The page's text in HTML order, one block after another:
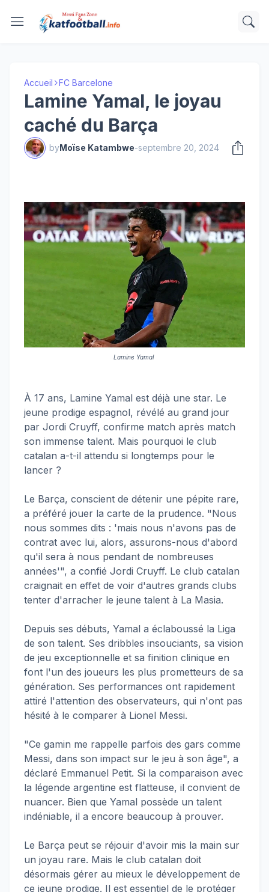
Accueil FC Barcelone
Lamine Yamal, le joyau
caché du Barça
byMoïse Katambwe-septembre 20, 2024
Lamine Yamal
À 17 ans, Lamine Yamal est déjà une star. Le
jeune prodige espagnol, révélé au grand jour
par Jordi Cruyff, confirme match après match
son immense talent. Mais pourquoi le club
catalan a-t-il attendu si longtemps pour le
lancer ?
Le Barça, conscient de détenir une pépite rare,
a préféré jouer la carte de la prudence. "Nous
nous sommes dits : 'mais nous n'avons pas de
contrat avec lui, alors, assurons-nous d'abord
qu'il sera à nous pendant de nombreuses
années'", a confié Jordi Cruyff. Le club catalan
craignait en effet de voir d'autres grands clubs
tenter d'arracher le jeune talent à La Masia.
Depuis ses débuts, Yamal a éclaboussé la Liga
de son talent. Ses dribbles insouciants, sa vision
de jeu exceptionnelle et sa finition clinique en
font l'un des joueurs les plus prometteurs de sa
génération. Ses performances ont rapidement
attiré l'attention des observateurs, qui n'ont pas
hésité à le comparer à Lionel Messi.
"Ce gamin me rappelle parfois des gars comme
Messi, dans son impact sur le jeu à son âge", a
déclaré Emmanuel Petit. Si la comparaison avec
la légende argentine est flatteuse, il convient de
nuancer. Bien que Yamal possède un talent
indéniable, il a encore beaucoup à prouver.
Le Barça peut se réjouir d'avoir mis la main sur
un joyau rare. Mais le club catalan doit
désormais gérer au mieux le développement de
ce jeune prodige. Il est essentiel de le protéger